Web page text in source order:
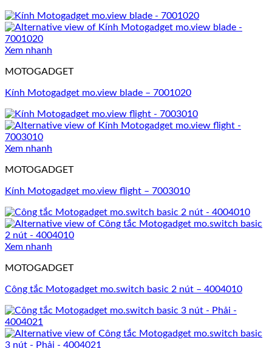
Xem nhanh
MOTOGADGET
Kính Motogadget mo.view blade – 7001020
Xem nhanh
MOTOGADGET
Kính Motogadget mo.view flight – 7003010
Xem nhanh
MOTOGADGET
Công tắc Motogadget mo.switch basic 2 nút – 4004010